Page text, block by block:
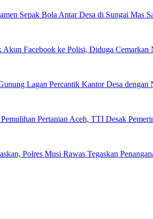
Sepak Bola Antar Desa di Sungai Mas
Facebook ke Polisi, Diduga Cemarkan
Lagan Percantik Kantor Desa dengan
Pertanian Aceh, TTI Desak
Polres Musi Rawas Tegaskan